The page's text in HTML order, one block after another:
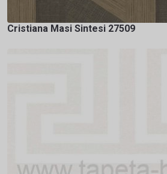
Cristiana Masi Sintesi 27509